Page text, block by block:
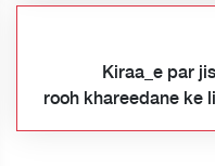
Kiraa_e par
rooh khareedane ke